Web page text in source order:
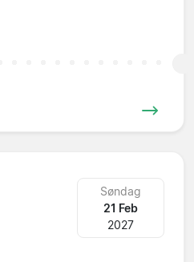
Søndag
21 Feb
2027